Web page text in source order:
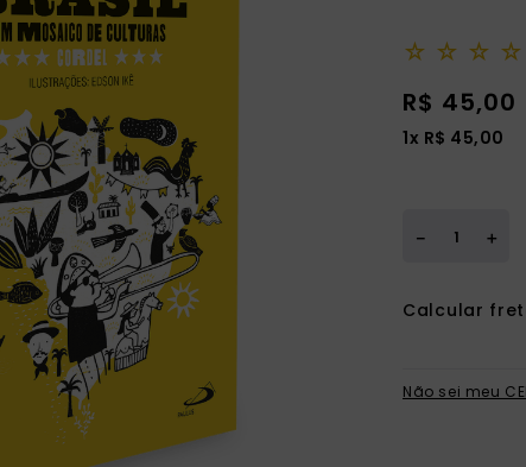
☆ ☆ ☆ ☆
R$ 45,00
1x R$ 45,00
＋
－
Não sei meu